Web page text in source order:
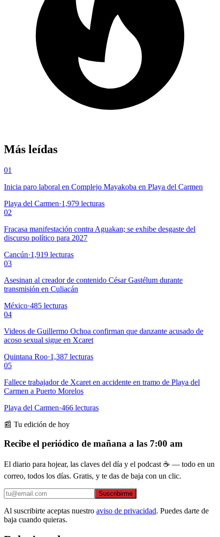
Más leídas
01
Inicia paro laboral en Complejo Mayakoba en Playa del Carmen
Playa del Carmen·1,979 lecturas
02
Fracasa manifestación contra Aguakan; se exhibe desgaste del
discurso político para 2027
Cancún·1,919 lecturas
03
Asesinan al creador de contenido César Gastélum durante
transmisión en Culiacán
México·485 lecturas
04
Videos de Guillermo Ochoa confirman que danzante acusado de
acoso sexual sigue en Xcaret
Quintana Roo·1,387 lecturas
05
Fallece trabajador de Xcaret en accidente en tramo de Playa del
Carmen a Puerto Morelos
Playa del Carmen·466 lecturas
📰 Tu edición de hoy
Recibe el periódico de mañana a las 7:00 am
El diario para hojear, las claves del día y el podcast ☕ — todo en un
correo, todos los días. Gratis, y te das de baja con un clic.
Suscribirme
Al suscribirte aceptas nuestro aviso de privacidad. Puedes darte de
baja cuando quieras.